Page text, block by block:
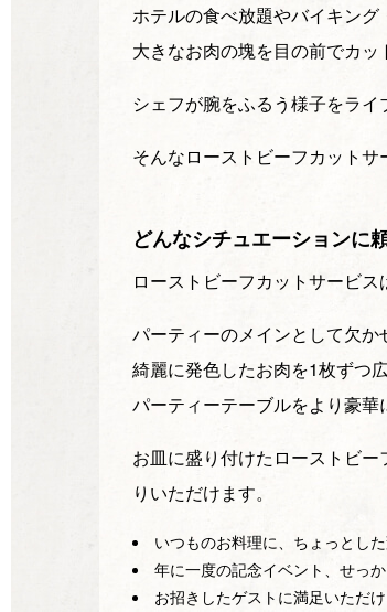
ホテルの食べ放題やバイキン
大きなお肉の塊を目の前でカッ
シェフが腕をふるう様子をラ
そんなローストビーフカット
どんなシチュエーションに
ローストビーフカットサービ
パーティーのメインとして欠か
綺麗に発色したお肉を1枚ずつ
パーティーテーブルをより豪華
お皿に盛り付けたローストビ
りいただけます。
いつものお料理に、ちょっとした
年に一度の記念イベント、せっ
お招きしたゲストに満足いただ